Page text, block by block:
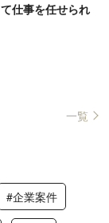
仕事を任せられ
一覧
#企業案件